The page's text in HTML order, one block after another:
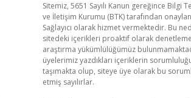
Sitemiz, 5651 Sayılı Kanun gereğince Bilgi
ve İletişim Kurumu (BTK) tarafından
Sağlayıcı olarak hizmet vermektedir. Bu
sitedeki içerikleri proaktif olarak
araştırma yükümlülüğümüz
üyelerimiz yazdıkları içeriklerin
taşımakta olup, siteye üye olarak bu
etmiş sayılırlar.